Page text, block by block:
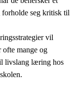
forholde seg kritisk til
vil
ofte mange og
livslang læring hos